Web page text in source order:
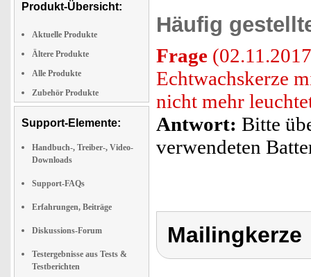
Produkt-Übersicht:
Aktuelle Produkte
Ältere Produkte
Alle Produkte
Zubehör Produkte
Support-Elemente:
Handbuch-, Treiber-, Video-
Downloads
Support-FAQs
Erfahrungen, Beiträge
Diskussions-Forum
Testergebnisse aus Tests &
Testberichten
Häufig
Frage
Echtwachskerze
nicht mehr
Antwort: Bitte
verwendeten
Mailingkerze